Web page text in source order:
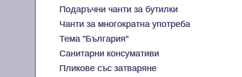
Подаръчни чанти за бутилки
Чанти за многократна употреба
Тема "България"
Санитарни консумативи
Пликове със затваряне